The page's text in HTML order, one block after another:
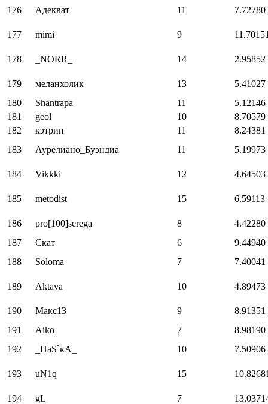
176 Адекват 11 7.72780
177 mimi 9
178 _NORR_ 14 2.95852
179 меланхолик 13
5.41027
180
Shantrapa 11
5.12146
181
geol 10
8.70579
182
кэтрин 11
8.24381
183
Аурелиано_Буэндиа 11 5.19973
184 Vikkki 12 4.64503
185 metodist 15 6.59113
186 pro[100]serega 8
4.42280
187
Скат 6
9.44940
188
Soloma 7 7.40041
189 Aktava 10 4.89473
190 Макс13 9
8.91351
191
Аiko 7
8.98190
192
_НаS`кА_ 10 7.50906
193 uN1q 15
194 gL 7